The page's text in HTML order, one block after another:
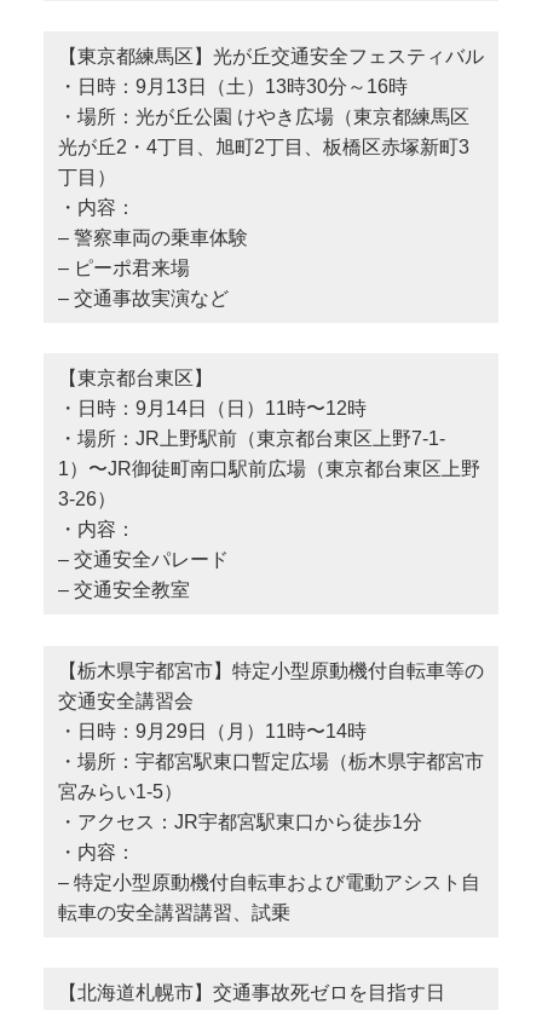
【東京都練馬区】光が丘交通安全フェスティバル
・日時：9月13日（土）13時30分～16時
・場所：光が丘公園 けやき広場（東京都練馬区
光が丘2・4丁目、旭町2丁目、板橋区赤塚新町3
丁目）
・内容：
– 警察車両の乗車体験
– ピーポ君来場
– 交通事故実演など
【東京都台東区】
・日時：9月14日（日）11時〜12時
・場所：JR上野駅前（東京都台東区上野7-1-
1）〜JR御徒町南口駅前広場（東京都台東区上野
3-26）
・内容：
– 交通安全パレード
– 交通安全教室
【栃木県宇都宮市】特定小型原動機付自転車等の
交通安全講習会
・日時：9月29日（月）11時〜14時
・場所：宇都宮駅東口暫定広場（栃木県宇都宮市
宮みらい1-5）
・アクセス：JR宇都宮駅東口から徒歩1分
・内容：
– 特定小型原動機付自転車および電動アシスト自
転車の安全講習講習、試乗
【北海道札幌市】交通事故死ゼロを目指す日